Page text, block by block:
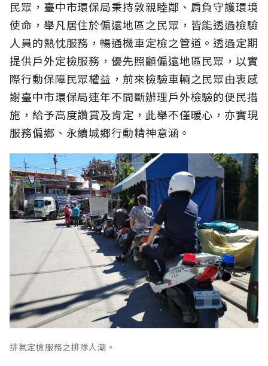
民眾，臺中市環保局秉持敦親睦鄰、肩負守護環境
使命，舉凡居住於偏遠地區之民眾，皆能透過檢驗
人員的熱忱服務，暢通機車定檢之管道。透過定期
提供戶外定檢服務，優先照顧偏遠地區民眾，以實
際行動保障民眾權益，前來檢驗車輛之民眾由衷感
謝臺中市環保局連年不間斷辦理戶外檢驗的便民措
施，給予高度讚賞及肯定，此舉不僅暖心，亦實現
服務偏鄉、永續城鄉行動精神意涵。
排氣定檢服務之排隊人潮。